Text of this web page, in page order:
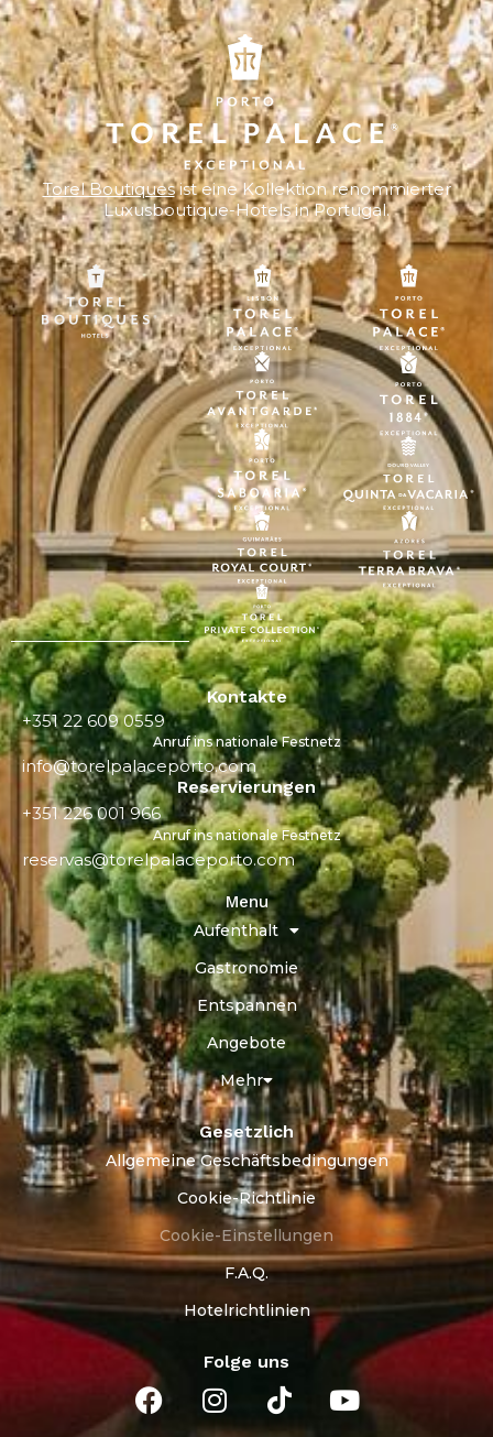
Torel Boutiquesist eine Kollektion renommierter
Luxusboutique-Hotels in Portugal.
Kontakte
+351 22 609 0559
Anruf ins nationale Festnetz
info@torelpalaceporto.com
Reservierungen
+351 226 001 966
Anruf ins nationale Festnetz
reservas@torelpalaceporto.com
Menu
Aufenthalt
Gastronomie
Entspannen
Angebote
Mehr
Gesetzlich
Allgemeine Geschäftsbedingungen
Cookie-Richtlinie
Cookie-Einstellungen
F.A.Q.
Hotelrichtlinien
Folge uns